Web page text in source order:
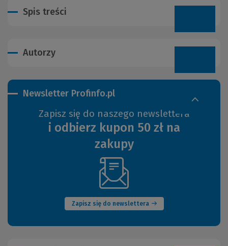
Spis treści
Autorzy
Newsletter Profinfo.pl
Zapisz się do naszego newslettera
i odbierz kupon 50 zł na
zakupy
Zapisz się do newslettera
(Nowe
okno)